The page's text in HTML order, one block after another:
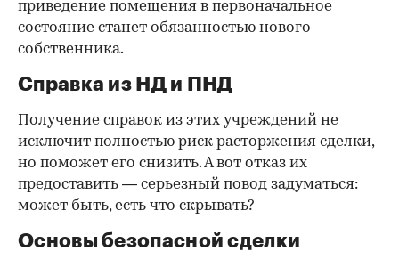
приведение помещения в первоначальное
состояние станет обязанностью нового
собственника.
Справка из НД и ПНД
Получение справок из этих учреждений не
исключит полностью риск расторжения сделки,
но поможет его снизить. А вот отказ их
предоставить — серьезный повод задуматься:
может быть, есть что скрывать?
Основы безопасной сделки